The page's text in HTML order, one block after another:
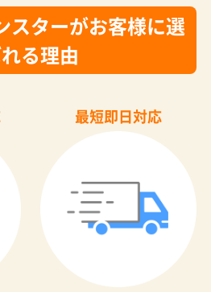
スターがお客様に選
る理由
最短即日対応